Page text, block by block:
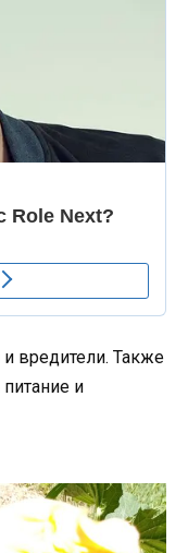
вредители. Также
и